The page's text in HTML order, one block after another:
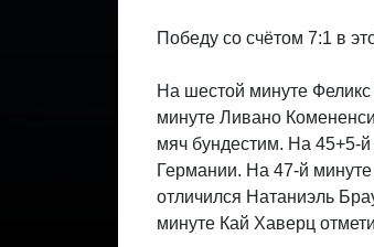
Победу со счётом 7:1 в
На шестой минуте
минуте Ливано
мяч бундестим. На 45+5-й
Германии. На 47-й
отличился Натаниэль
минуте Кай Хаверц